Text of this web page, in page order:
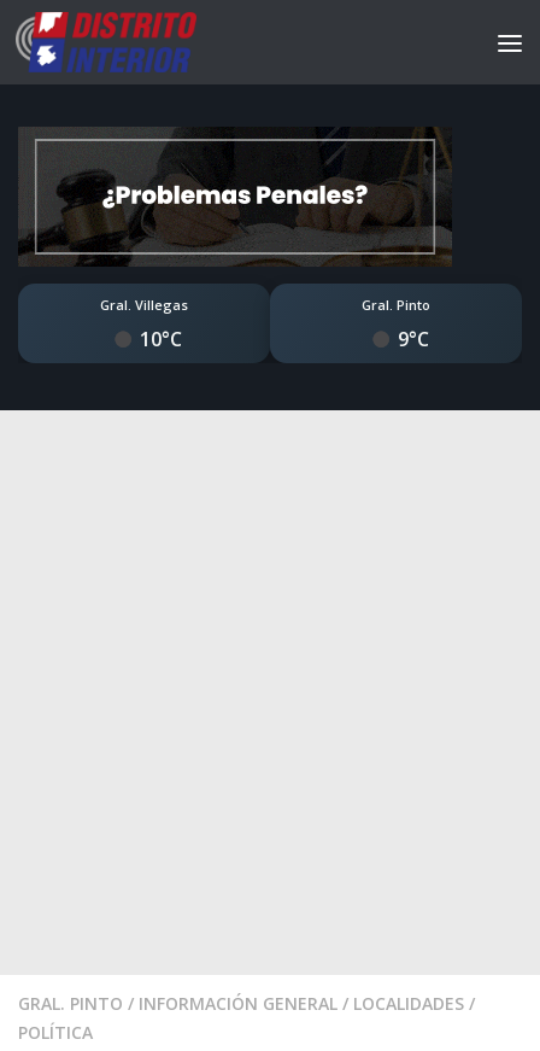
Gral. Villegas
10°C
Gral. Pinto
9°C
GRAL. PINTO / INFORMACIÓN GENERAL / LOCALIDADES /
POLÍTICA